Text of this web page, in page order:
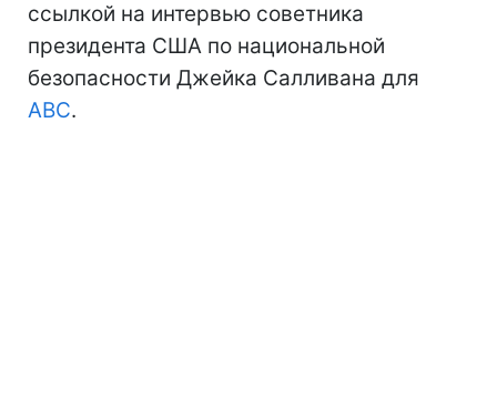
ссылкой на интервью советника
президента США по национальной
безопасности Джейка Салливана для
ABC.